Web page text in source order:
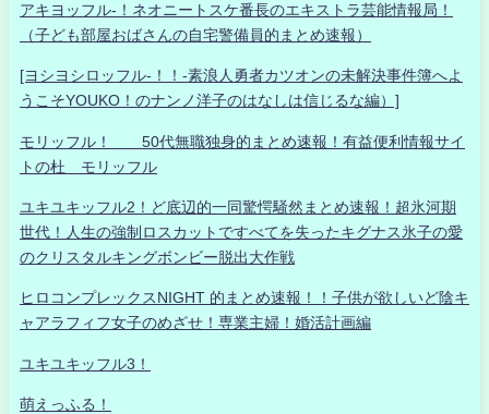
アキヨッフル-！ネオニートスケ番長のエキストラ芸能情報局！
（子ども部屋おばさんの自宅警備員的まとめ速報）
[ヨシヨシロッフル-！！-素浪人勇者カツオンの未解決事件簿へよ
うこそYOUKO！のナンノ洋子のはなしは信じるな編）]
モリッフル！ 50代無職独身的まとめ速報！有益便利情報サイ
トの杜 モリッフル
ユキユキッフル2！ど底辺的一同驚愕騒然まとめ速報！超氷河期
世代！人生の強制ロスカットですべてを失ったキグナス氷子の愛
のクリスタルキングボンビー脱出大作戦
ヒロコンプレックスNIGHT 的まとめ速報！！子供が欲しいど陰キ
ャアラフィフ女子のめざせ！専業主婦！婚活計画編
ユキユキッフル3！
萌えっふる！